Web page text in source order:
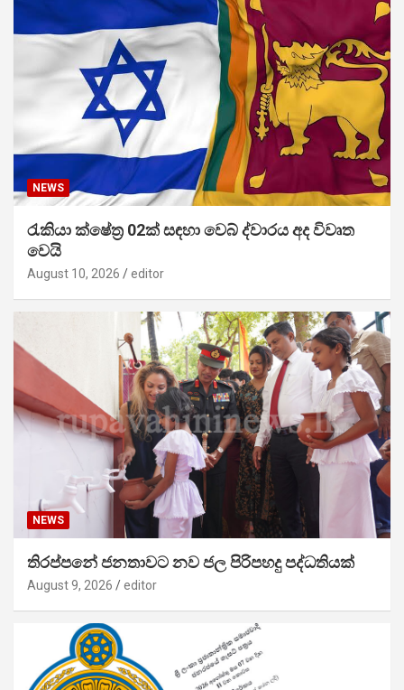
NEWS
රැකියා ක්ෂේත්‍ර 02ක් සඳහා වෙබ් ද්වාරය අද විවෘත
වෙයි
August 10, 2026 editor
NEWS
තිරප්පනේ ජනතාවට නව ජල පිරිපහදු පද්ධතියක්
August 9, 2026 editor